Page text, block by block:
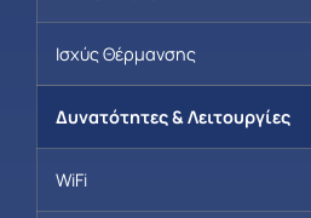
Ισχύς Θέρμανσης
Δυνατότητες & Λειτουργίες
WiFi